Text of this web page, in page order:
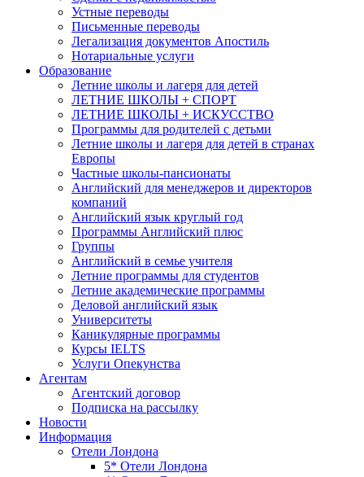
Устные переводы
Письменные переводы
Легализация документов Апостиль
Нотариальные услуги
Образование
Летние школы и лагеря для детей
ЛЕТНИЕ ШКОЛЫ + СПОРТ
ЛЕТНИЕ ШКОЛЫ + ИСКУССТВО
Программы для родителей с детьми
Летние школы и лагеря для детей в странах
Европы
Частные школы-пансионаты
Английский для менеджеров и директоров
компаний
Английский язык круглый год
Программы Английский плюс
Группы
Английский в семье учителя
Летние программы для студентов
Летние академические программы
Деловой английский язык
Университеты
Каникулярные программы
Курсы IELTS
Услуги Опекунства
Агентам
Агентский договор
Подписка на рассылку
Новости
Информация
Отели Лондона
5* Отели Лондона